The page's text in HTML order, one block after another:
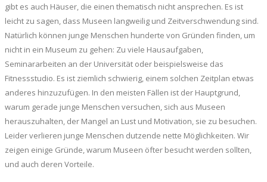
gibt es auch Häuser, die einen thematisch nicht ansprechen. Es ist
leicht zu sagen, dass Museen langweilig und Zeitverschwendung sind.
Natürlich können junge Menschen hunderte von Gründen finden, um
nicht in ein Museum zu gehen: Zu viele Hausaufgaben,
Seminararbeiten an der Universität oder beispielsweise das
Fitnessstudio. Es ist ziemlich schwierig, einem solchen Zeitplan etwas
anderes hinzuzufügen. In den meisten Fällen ist der Hauptgrund,
warum gerade junge Menschen versuchen, sich aus Museen
herauszuhalten, der Mangel an Lust und Motivation, sie zu besuchen.
Leider verlieren junge Menschen dutzende nette Möglichkeiten. Wir
zeigen einige Gründe, warum Museen öfter besucht werden sollten,
und auch deren Vorteile.